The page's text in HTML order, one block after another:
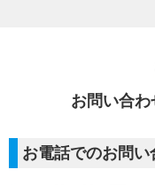
お問い合
お電話でのお問い